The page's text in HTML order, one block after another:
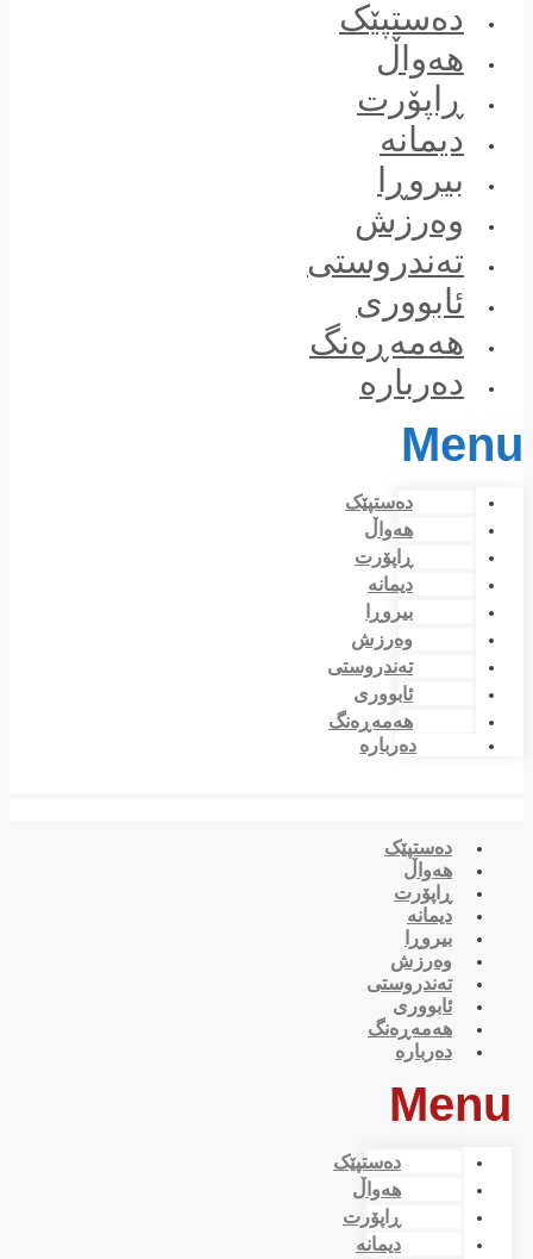
دەستپێک
هەواڵ
ڕاپۆرت
دیمانە
بیروڕا
وەرزش
تەندروستی
ئابووری
هەمەڕەنگ
دەربارە
Menu
دەستپێک
هەواڵ
ڕاپۆرت
دیمانە
بیروڕا
وەرزش
تەندروستی
ئابووری
هەمەڕەنگ
دەربارە
دەستپێک
هەواڵ
ڕاپۆرت
دیمانە
بیروڕا
وەرزش
تەندروستی
ئابووری
هەمەڕەنگ
دەربارە
Menu
دەستپێک
هەواڵ
ڕاپۆرت
دیمانە